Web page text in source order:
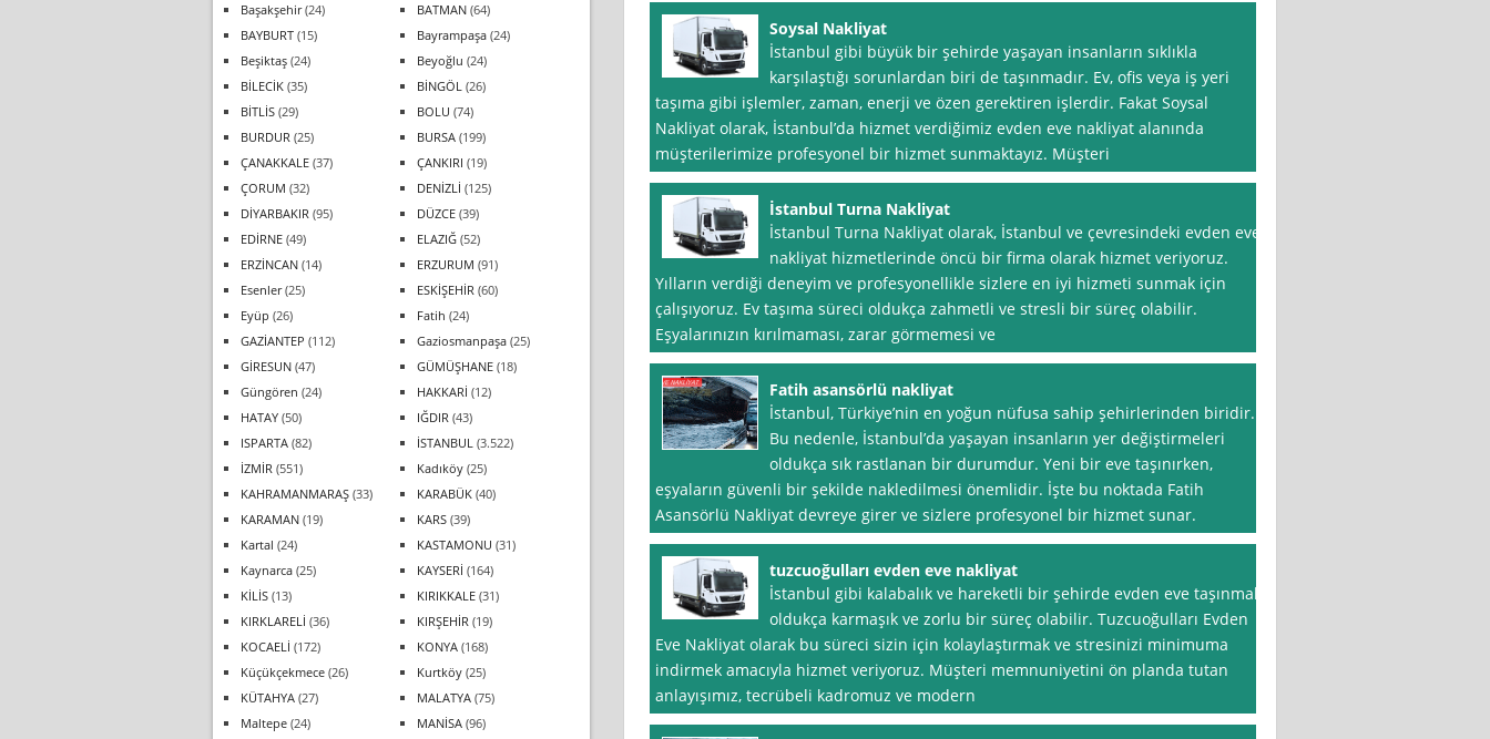
Soysal Nakliyat
İstanbul gibi büyük bir şehirde yaşayan insanların sıklıkla
karşılaştığı sorunlardan biri de taşınmadır. Ev, ofis veya iş yeri
taşıma gibi işlemler, zaman, enerji ve özen gerektiren işlerdir. Fakat Soysal
Nakliyat olarak, İstanbul’da hizmet verdiğimiz evden eve nakliyat alanında
müşterilerimize profesyonel bir hizmet sunmaktayız. Müşteri
İstanbul Turna Nakliyat
İstanbul Turna Nakliyat olarak, İstanbul ve çevresindeki evden eve
nakliyat hizmetlerinde öncü bir firma olarak hizmet veriyoruz.
Yılların verdiği deneyim ve profesyonellikle sizlere en iyi hizmeti sunmak için
çalışıyoruz. Ev taşıma süreci oldukça zahmetli ve stresli bir süreç olabilir.
Eşyalarınızın kırılmaması, zarar görmemesi ve
Fatih asansörlü nakliyat
İstanbul, Türkiye’nin en yoğun nüfusa sahip şehirlerinden biridir.
Bu nedenle, İstanbul’da yaşayan insanların yer değiştirmeleri
oldukça sık rastlanan bir durumdur. Yeni bir eve taşınırken,
eşyaların güvenli bir şekilde nakledilmesi önemlidir. İşte bu noktada Fatih
Asansörlü Nakliyat devreye girer ve sizlere profesyonel bir hizmet sunar.
tuzcuoğulları evden eve nakliyat
İstanbul gibi kalabalık ve hareketli bir şehirde evden eve taşınmak
oldukça karmaşık ve zorlu bir süreç olabilir. Tuzcuoğulları Evden
Eve Nakliyat olarak bu süreci sizin için kolaylaştırmak ve stresinizi minimuma
indirmek amacıyla hizmet veriyoruz. Müşteri memnuniyetini ön planda tutan
anlayışımız, tecrübeli kadromuz ve modern
Başakşehir(24) BATMAN (64)
BAYBURT (15) Bayrampaşa (24)
Beşiktaş (24) Beyoğlu (24)
BİLECİK (35) BİNGÖL (26)
BİTLİS (29) BOLU (74)
BURDUR (25) BURSA (199)
ÇANAKKALE (37) ÇANKIRI (19)
ÇORUM (32) DENİZLİ (125)
DİYARBAKIR (95) DÜZCE (39)
EDİRNE (49) ELAZIĞ (52)
ERZİNCAN (14) ERZURUM (91)
Esenler(25) ESKİŞEHİR (60)
Eyüp (26) Fatih (24)
GAZİANTEP (112) Gaziosmanpaşa (25)
GİRESUN (47) GÜMÜŞHANE (18)
Güngören (24) HAKKARİ (12)
HATAY (50) IĞDIR (43)
ISPARTA (82) İSTANBUL (3.522)
İZMİR (551) Kadıköy (25)
KAHRAMANMARAŞ (33) KARABÜK (40)
KARAMAN (19) KARS (39)
Kartal (24) KASTAMONU (31)
Kaynarca (25) KAYSERİ (164)
KİLİS (13) KIRIKKALE (31)
KIRKLARELİ (36) KIRŞEHİR (19)
KOCAELİ (172) KONYA (168)
Küçükçekmece (26) Kurtköy (25)
KÜTAHYA (27) MALATYA (75)
Maltepe (24) MANİSA (96)